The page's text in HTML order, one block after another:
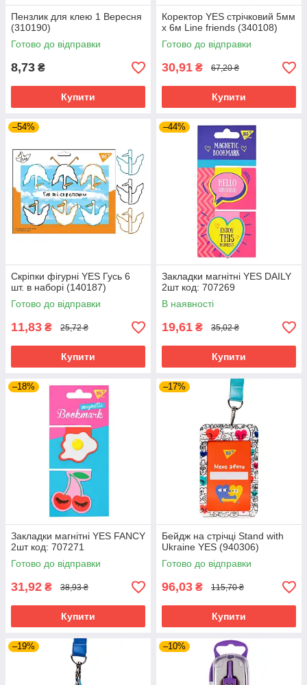
Пензлик для клею 1 Вересня
(310190)
Готово до відправки
8,73 ₴
Купити
Коректор YES стрічковий 5мм
х 6м Line friends (340108)
Готово до відправки
30,91 ₴ 67,20 ₴
Купити
–54%
Скріпки фігурні YES Гусь 6
шт. в наборі (140187)
Готово до відправки
11,83 ₴ 25,72 ₴
Купити
–44%
Закладки магнітні YES DAILY
2шт код: 707269
В наявності
19,61 ₴ 35,02 ₴
Купити
–18%
Закладки магнітні YES FANCY
2шт код: 707271
Готово до відправки
31,92 ₴ 38,93 ₴
Купити
–17%
Бейдж на стрічці Stand with
Ukraine YES (940306)
Готово до відправки
96,03 ₴ 115,70 ₴
Купити
–19% –10%